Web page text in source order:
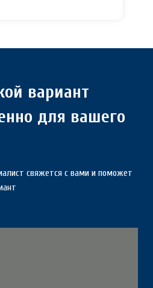
вариант
для вашего
свяжется с вами и поможет